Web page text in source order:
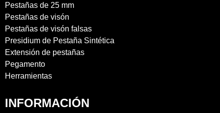
Pestañas de 25 mm
Pestañas de visón
Pestañas de visón falsas
Presidium de Pestaña Sintética
Extensión de pestañas
Pegamento
Herramientas
INFORMACIÓN